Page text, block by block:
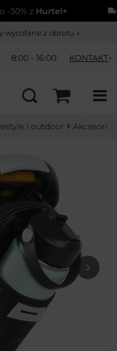
Wysyłka
wycofane z obrotu »
8:00 - 16:00 KONTAKT
i outdoor Akcesoria